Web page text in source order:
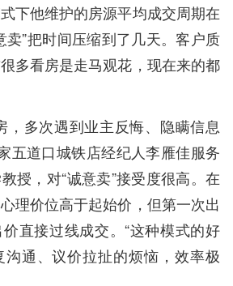
下他维护的房源平均成交周期在
卖”把时间压缩到了几天。客户质
多看房是走马观花，现在来的都
，多次遇到业主反悔、隐瞒信息
五道口城铁店经纪人李雁佳服务
授，对“诚意卖”接受度很高。在
理价位高于起始价，但第一次出
直接过线成交。“这种模式的好
通、议价拉扯的烦恼，效率极